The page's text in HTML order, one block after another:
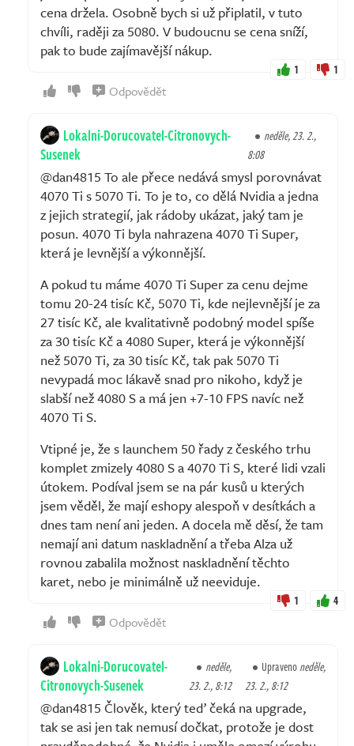
cena držela. Osobně bych si už připlatil, v tuto
chvíli, raději za 5080. V budoucnu se cena sníží,
pak to bude zajímavější nákup.
1 1
Odpovědět
Lokalni-Dorucovatel-Citronovych-
Susenek
neděle, 23. 2.,
8:08
@dan4815 To ale přece nedává smysl porovnávat
4070 Ti s 5070 Ti. To je to, co dělá Nvidia a jedna
z jejich strategií, jak rádoby ukázat, jaký tam je
posun. 4070 Ti byla nahrazena 4070 Ti Super,
která je levnější a výkonnější.
A pokud tu máme 4070 Ti Super za cenu dejme
tomu 20-24 tisíc Kč, 5070 Ti, kde nejlevnější je za
27 tisíc Kč, ale kvalitativně podobný model spíše
za 30 tisíc Kč a 4080 Super, která je výkonnější
než 5070 Ti, za 30 tisíc Kč, tak pak 5070 Ti
nevypadá moc lákavě snad pro nikoho, když je
slabší než 4080 S a má jen +7-10 FPS navíc než
4070 Ti S.
Vtipné je, že s launchem 50 řady z českého trhu
komplet zmizely 4080 S a 4070 Ti S, které lidi vzali
útokem. Podíval jsem se na pár kusů u kterých
jsem věděl, že mají eshopy alespoň v desítkách a
dnes tam není ani jeden. A docela mě děsí, že tam
nemají ani datum naskladnění a třeba Alza už
rovnou zabalila možnost naskladnění těchto
karet, nebo je minimálně už neeviduje.
1 4
Odpovědět
Lokalni-Dorucovatel-
Citronovych-Susenek
neděle,
23. 2., 8:12
Upravenoneděle,
23. 2., 8:12
@dan4815 Člověk, který teď čeká na upgrade,
tak se asi jen tak nemusí dočkat, protože je dost